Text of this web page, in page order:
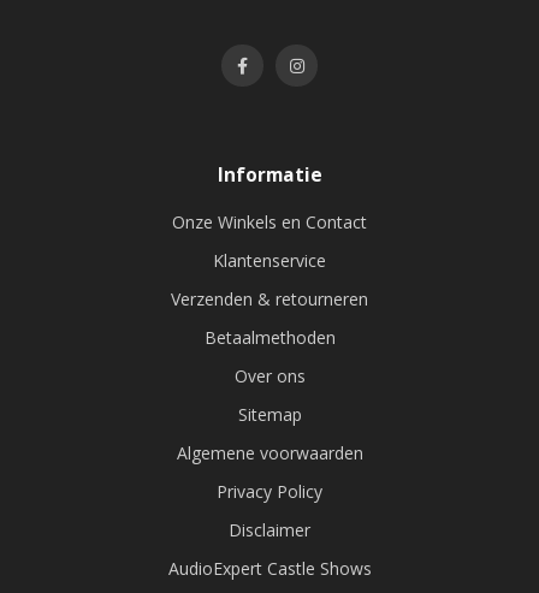
Informatie
Onze Winkels en Contact
Klantenservice
Verzenden & retourneren
Betaalmethoden
Over ons
Sitemap
Algemene voorwaarden
Privacy Policy
Disclaimer
AudioExpert Castle Shows